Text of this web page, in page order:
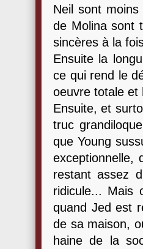
Neil sont
de Molina sont
sincères à la
Ensuite la
ce qui rend le
oeuvre totale et
Ensuite, et
truc
que Young
exceptionnelle,
restant assez
ridicule... Mais
quand Jed est
de sa maison,
haine de la